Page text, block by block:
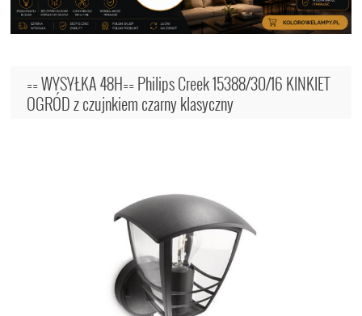
== WYSYŁKA 48H== Philips Creek 15388/30/16 KINKIET
OGRÓD z czujnkiem czarny klasyczny